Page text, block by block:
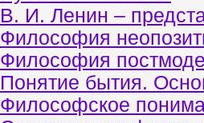
В. И. Ленин –
Философия
Философия
Понятие бытия.
Философское